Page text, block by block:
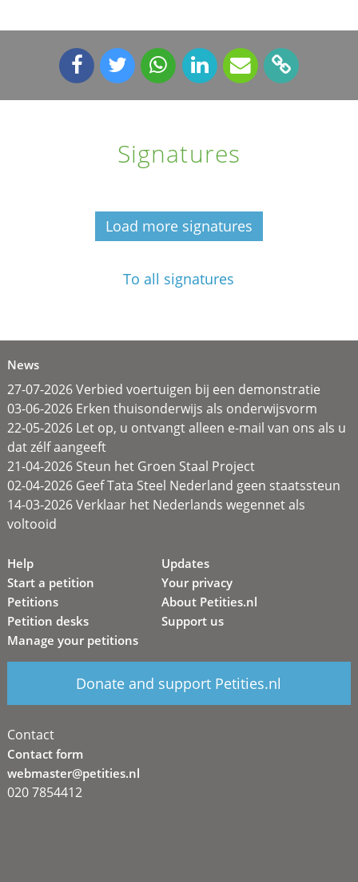
Signatures
Load more signatures
To all signatures
News
27-07-2026 Verbied voertuigen bij een demonstratie
03-06-2026 Erken thuisonderwijs als onderwijsvorm
22-05-2026 Let op, u ontvangt alleen e-mail van ons als u
dat zélf aangeeft
21-04-2026 Steun het Groen Staal Project
02-04-2026 Geef Tata Steel Nederland geen staatssteun
14-03-2026 Verklaar het Nederlands wegennet als
voltooid
Help
Start a petition
Petitions
Petition desks
Manage your petitions
Updates
Your privacy
About Petities.nl
Support us
Donate and support Petities.nl
Contact
Contact form
webmaster@petities.nl
020 7854412